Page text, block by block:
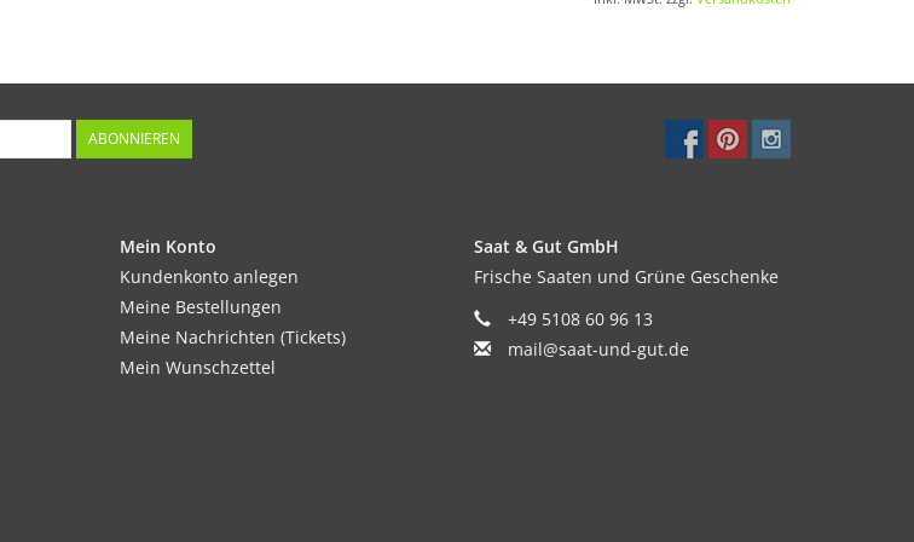
wachsen, können sie ähnlich lange gelagert und verarbeitet werden.
Inhalt:
ABONNIEREN
Mein Konto
Kundenkonto anlegen
Meine Bestellungen
Meine Nachrichten (Tickets)
Mein Wunschzettel
Saat & Gut GmbH
Frische Saaten und Grüne Geschenke
+49 5108 60 96 13
mail@saat-und-gut.de